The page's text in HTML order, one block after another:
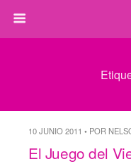
10 JUNIO 2011 • POR
El Juego del